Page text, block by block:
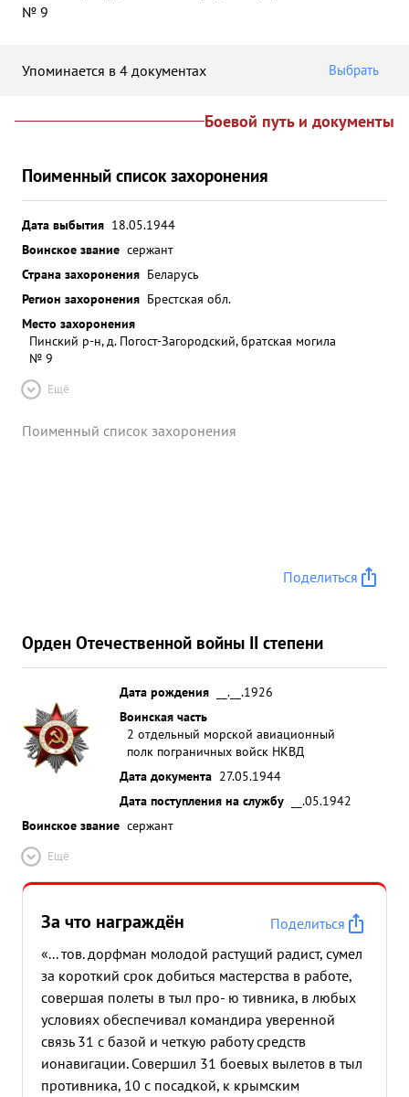
№ 9
Упоминается в 4 документах Выбрать
Боевой путь и документы
Поименный список захоронения
Дата выбытия 18.05.1944
Воинское звание сержант
Страна захоронения Беларусь
Регион захоронения Брестская обл.
Место захоронения
Пинский р-н, д. Погост-Загородский, братская могила
№ 9
Ещё
Поименный список захоронения
Поделиться
Орден Отечественной войны II степени
Дата рождения
__.__.1926
Воинская часть
2 отдельный морской авиационный
полк пограничных войск НКВД
Дата документа 27.05.1944
Дата поступления на службу
__.05.1942
Воинское звание сержант
Ещё
За что награждён
Поделиться
«... тов. дорфман молодой растущий радист, сумел
за короткий срок добиться мастерства в работе,
совершая полеты в тыл про- ю тивника, в любых
условиях обеспечивал командира уверенной
связь 31 с базой и четкую работу средств
ионавигации. Совершил 31 боевых вылетов в тыл
противника, 10 с посадкой, к крымским